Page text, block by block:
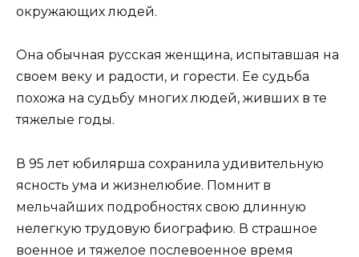
окружающих людей.
Она обычная русская женщина, испытавшая на
своем веку и радости, и горести. Ее судьба
похожа на судьбу многих людей, живших в те
тяжелые годы.
В 95 лет юбилярша сохранила удивительную
ясность ума и жизнелюбие. Помнит в
мельчайших подробностях свою длинную
нелегкую трудовую биографию. В страшное
военное и тяжелое послевоенное время